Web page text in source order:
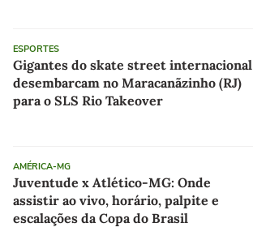
ESPORTES
Gigantes do skate street internacional
desembarcam no Maracanãzinho (RJ)
para o SLS Rio Takeover
AMÉRICA-MG
Juventude x Atlético-MG: Onde
assistir ao vivo, horário, palpite e
escalações da Copa do Brasil